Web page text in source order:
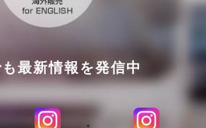
最新情報を発信中